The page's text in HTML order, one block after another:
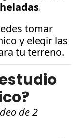
.
tomar
y elegir las
tu terreno.
de 2